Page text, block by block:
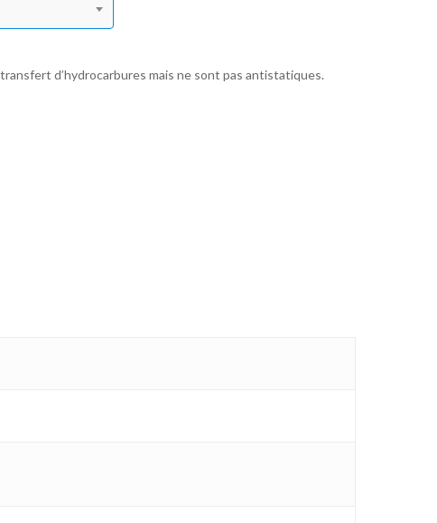
d’hydrocarbures mais ne sont pas antistatiques.